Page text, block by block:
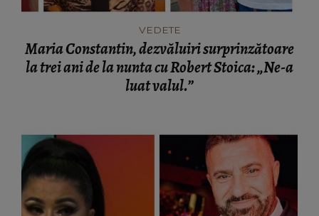
VEDETE
Maria Constantin, dezvăluiri surprinzătoare
la trei ani de la nunta cu Robert Stoica: „Ne-a
luat valul.”